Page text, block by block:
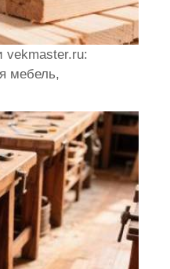
vekmaster.ru:
мебель,